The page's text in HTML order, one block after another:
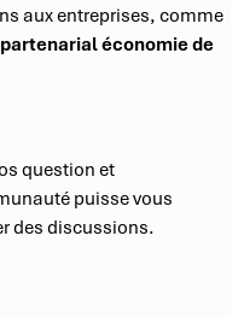
aux entreprises, comme
économie de
question et
puisse vous
des discussions.